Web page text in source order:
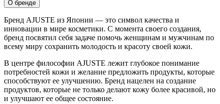
О бренде
Бренд AJUSTE из Японии — это символ качества и
инновации в мире косметики. С момента своего создания,
бренд посвятил себя задаче помочь женщинам и мужчинам по
всему миру сохранить молодость и красоту своей кожи.
В центре философии AJUSTE лежит глубокое понимание
потребностей кожи и желание предложить продукты, которые
способствуют ее улучшению. Бренд нацелен на создание
продуктов, которые не только делают кожу более красивой, но
и улучшают ее общее состояние.